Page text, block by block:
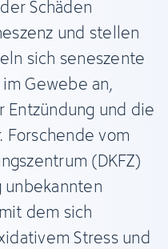
Schäden
und stellen
sich seneszente
Gewebe an,
Entzündung und die
Forschende vom
(DKFZ)
unbekannten
dem sich
Stress und